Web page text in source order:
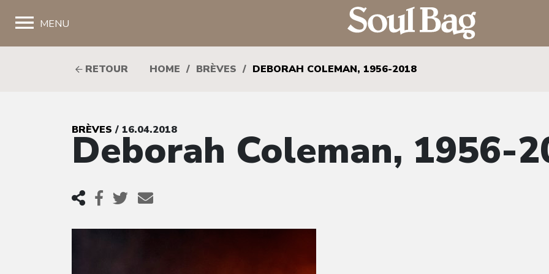
MENU
RETOUR HOME / BRÈVES / DEBORAH COLEMAN, 1956-2018
BRÈVES / 16.04.2018
Deborah Coleman, 1956-